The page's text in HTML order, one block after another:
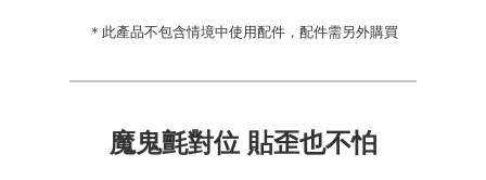
＊此產品不包含情境中使用配件，配件需另外購買
━━━━━━━━━━━━━━━━━━━━
魔鬼氈對位 貼歪也不怕